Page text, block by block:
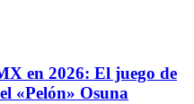
en 2026: El juego de
«Pelón» Osuna